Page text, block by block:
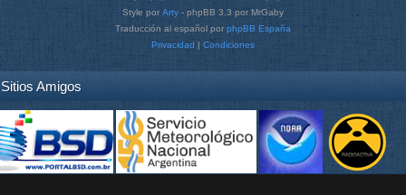
Style por Arty - phpBB 3.3 por MrGaby
Traducción al español por phpBB España
Privacidad | Condiciones
Sitios Amigos